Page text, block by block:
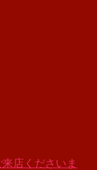
店くださいま